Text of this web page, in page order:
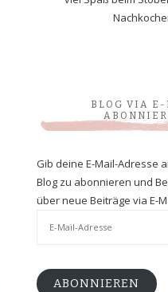
BLOG VIA
Gib deine E-Mail-Adresse
Blog zu abonnieren und
über neue Beiträge via E-
ABONNIEREN